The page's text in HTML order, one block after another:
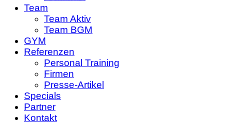
Team
Team Aktiv
Team BGM
GYM
Referenzen
Personal Training
Firmen
Presse-Artikel
Specials
Partner
Kontakt